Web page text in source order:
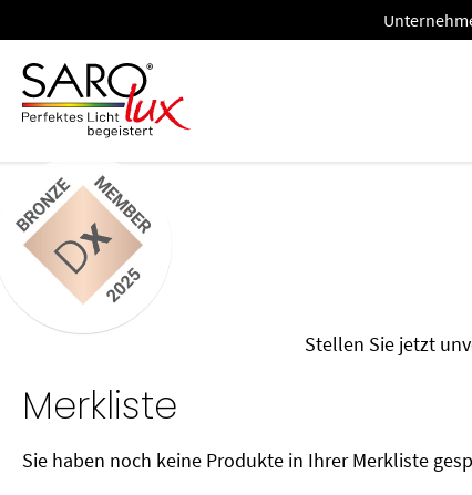
Stellen Sie jetzt
Merkliste
Sie haben noch keine Produkte in Ihrer Merkliste